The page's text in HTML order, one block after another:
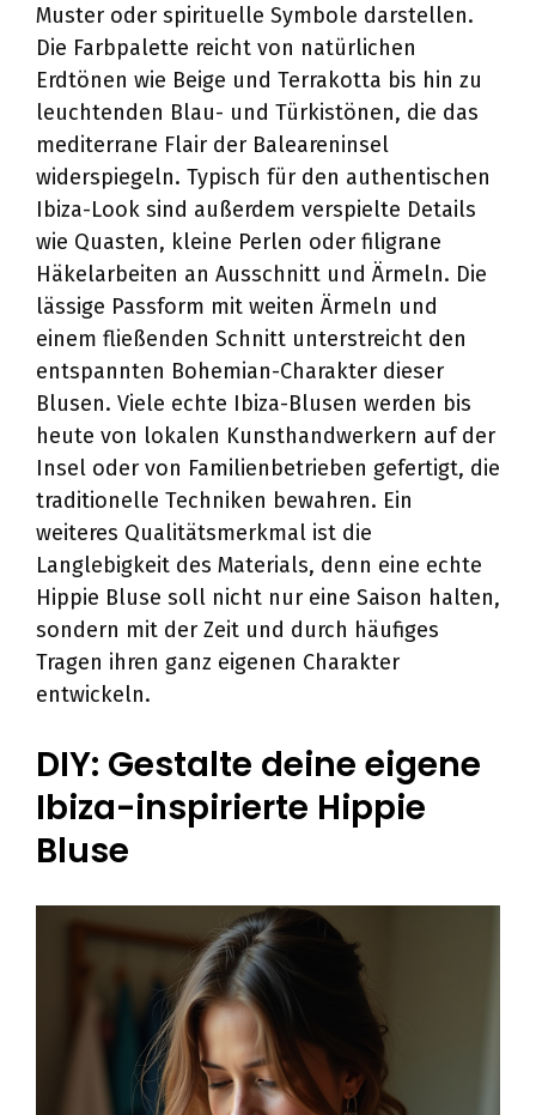
Muster oder spirituelle Symbole darstellen.
Die Farbpalette reicht von natürlichen
Erdtönen wie Beige und Terrakotta bis hin zu
leuchtenden Blau- und Türkistönen, die das
mediterrane Flair der Baleareninsel
widerspiegeln. Typisch für den authentischen
Ibiza-Look sind außerdem verspielte Details
wie Quasten, kleine Perlen oder filigrane
Häkelarbeiten an Ausschnitt und Ärmeln. Die
lässige Passform mit weiten Ärmeln und
einem fließenden Schnitt unterstreicht den
entspannten Bohemian-Charakter dieser
Blusen. Viele echte Ibiza-Blusen werden bis
heute von lokalen Kunsthandwerkern auf der
Insel oder von Familienbetrieben gefertigt, die
traditionelle Techniken bewahren. Ein
weiteres Qualitätsmerkmal ist die
Langlebigkeit des Materials, denn eine echte
Hippie Bluse soll nicht nur eine Saison halten,
sondern mit der Zeit und durch häufiges
Tragen ihren ganz eigenen Charakter
entwickeln.
DIY: Gestalte deine eigene
Ibiza-inspirierte Hippie
Bluse